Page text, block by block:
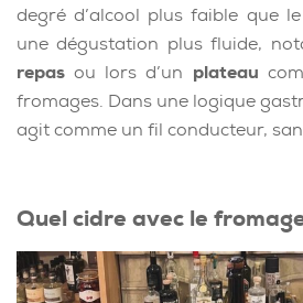
degré d’alcool plus faible que
une dégustation plus fluide,
repas ou lors d’un plateau
fromages. Dans une logique
agit comme un fil conducteur,
Quel cidre avec le